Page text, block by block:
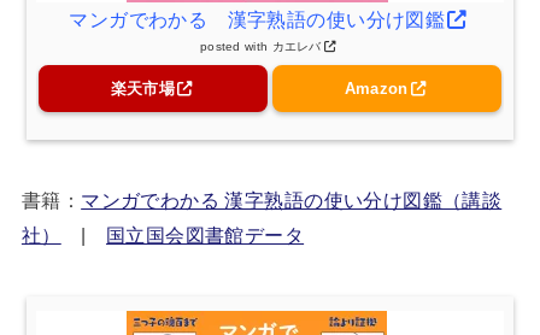
マンガでわかる 漢字熟語の使い分け図鑑
posted with カエレバ
楽天市場 Amazon
書籍： マンガでわかる 漢字熟語の使い分け図鑑（講談
社）
| 国立国会図書館データ